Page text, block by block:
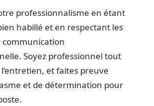
professionnalisme en étant
habillé et en respectant les
communication
Soyez professionnel tout
et faites preuve
et de détermination pour